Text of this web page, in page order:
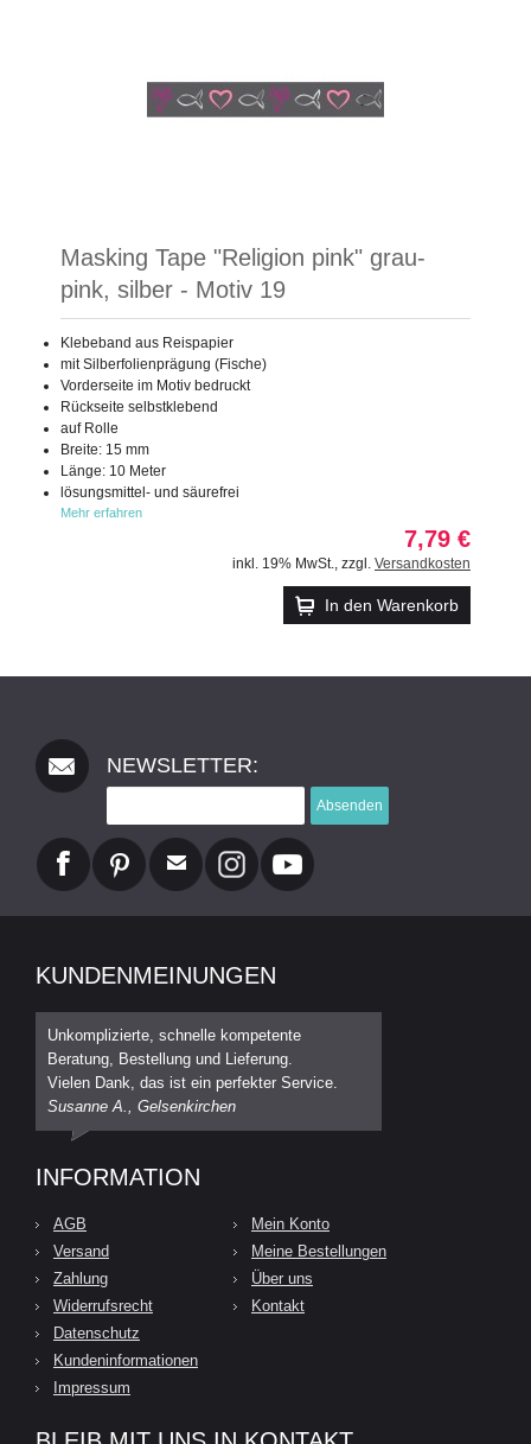
Masking Tape "Religion pink" grau-
pink, silber - Motiv 19
Klebeband aus Reispapier
mit Silberfolienprägung (Fische)
Vorderseite im Motiv bedruckt
Rückseite selbstklebend
auf Rolle
Breite: 15 mm
Länge: 10 Meter
lösungsmittel- und säurefrei
Mehr erfahren
7,79 €
inkl. 19% MwSt. zzgl. Versandkosten
In den Warenkorb
NEWSLETTER:
Absenden
KUNDENMEINUNGEN
Unkomplizierte, schnelle kompetente
Beratung, Bestellung und Lieferung.
Vielen Dank, das ist ein perfekter Service.
Susanne A., Gelsenkirchen
INFORMATION
AGB
Versand
Zahlung
Widerrufsrecht
Datenschutz
Kundeninformationen
Impressum
Mein Konto
Meine Bestellungen
Über uns
Kontakt